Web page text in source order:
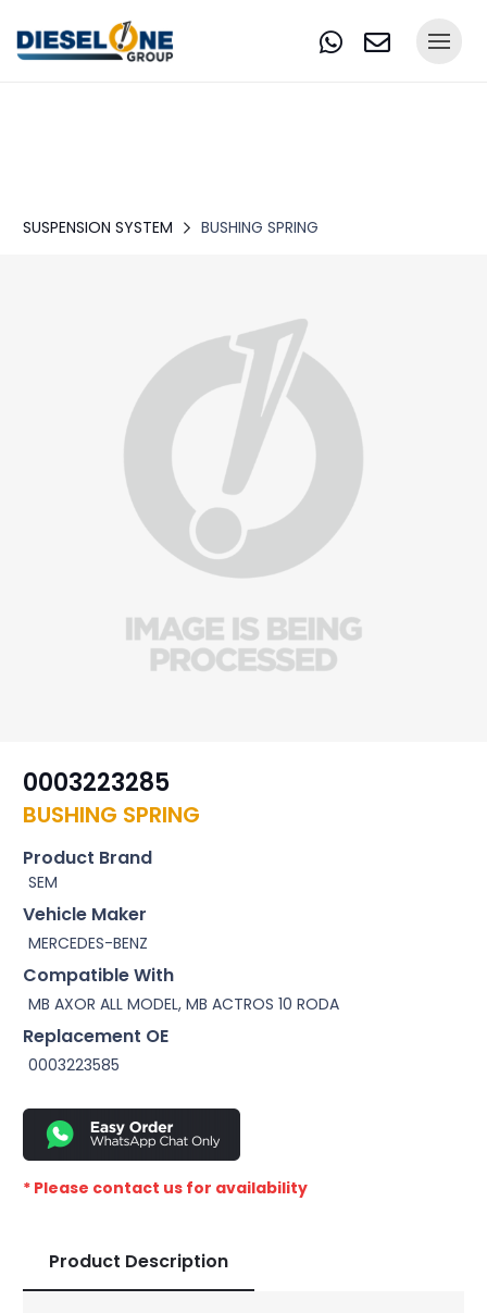
SUSPENSION SYSTEM BUSHING SPRING
0003223285
BUSHING SPRING
Product Brand
SEM
Vehicle Maker
MERCEDES-BENZ
Compatible With
MB AXOR ALL MODEL, MB ACTROS 10 RODA
Replacement OE
0003223585
* Please contact us for availability
Product Description